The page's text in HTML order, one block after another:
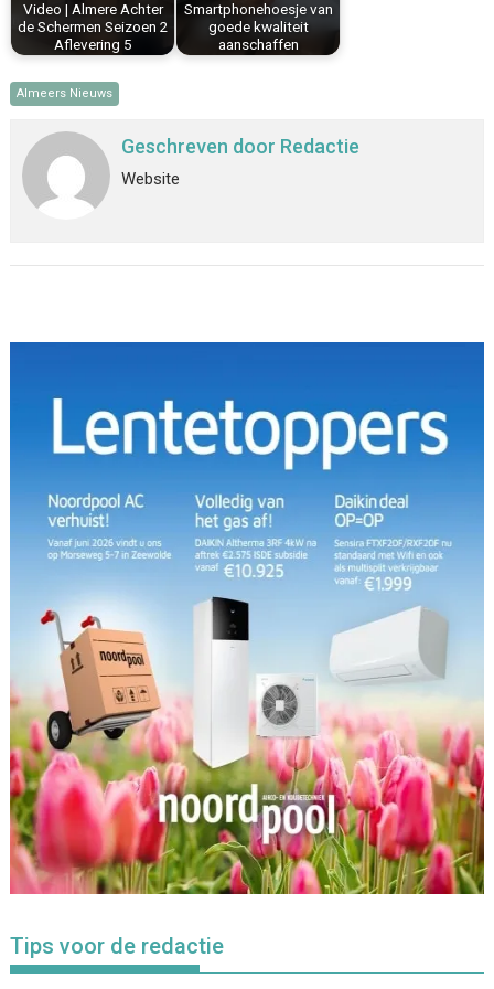
Video | Almere Achter
de Schermen Seizoen 2
Aflevering 5
Smartphonehoesje van
goede kwaliteit
aanschaffen
Almeers Nieuws
Geschreven door Redactie
Website
Tips voor de redactie